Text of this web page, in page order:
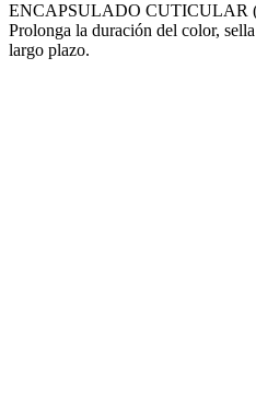
ENCAPSULADO CUTICULAR
Prolonga la duración del color,
largo plazo.